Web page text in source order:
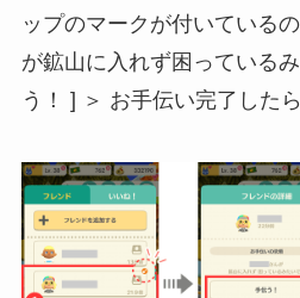
ップのマークが付いている
が鉱山に入れず困っている
う！ ] ＞ お手伝い完了した